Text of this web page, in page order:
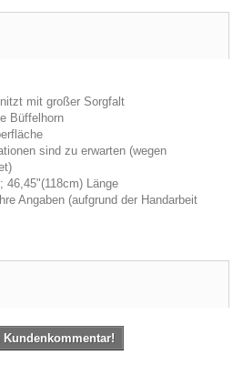
mit großer Sorgfalt
Büffelhorn
sind zu erwarten (wegen
46,45"(118cm) Länge
Angaben (aufgrund der Handarbeit